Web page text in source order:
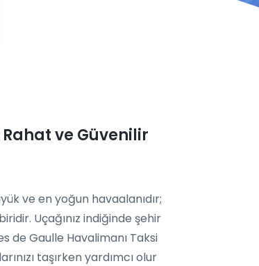
Rahat ve Güvenilir
ve en yoğun havaalanıdır;
Uçağınız indiğinde şehir
de Gaulle Havalimanı Taksi
taşırken yardımcı olur